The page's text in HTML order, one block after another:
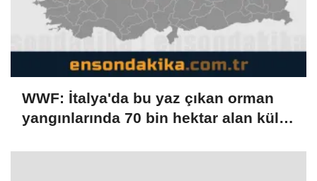
WWF: İtalya'da bu yaz çıkan orman
yangınlarında 70 bin hektar alan kül